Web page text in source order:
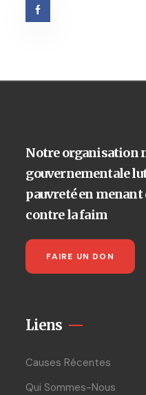
Notre organisation
gouvernementale
pauvreté en menant
contre la faim
FAIRE UN DON
Liens
Causes Récentes
Qui Sommes-Nous